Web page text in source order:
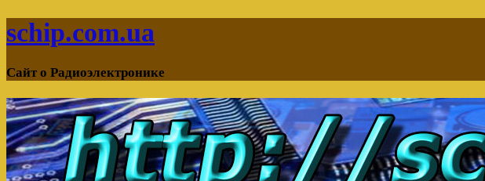
schip.com.ua
Сайт о Радиоэлектронике